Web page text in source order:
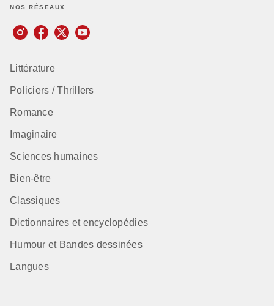
NOS RÉSEAUX
Littérature
Policiers / Thrillers
Romance
Imaginaire
Sciences humaines
Bien-être
Classiques
Dictionnaires et encyclopédies
Humour et Bandes dessinées
Langues